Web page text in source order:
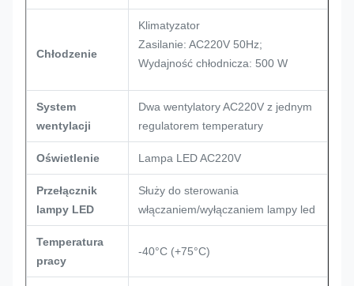
Chłodzenie
Klimatyzator
Zasilanie: AC220V 50Hz;
Wydajność chłodnicza: 500 W
System
wentylacji
Dwa wentylatory AC220V z jednym
regulatorem temperatury
Oświetlenie Lampa LED AC220V
Przełącznik
lampy LED
Służy do sterowania
włączaniem/wyłączaniem lampy led
Temperatura
pracy
-40°C (+75°C)